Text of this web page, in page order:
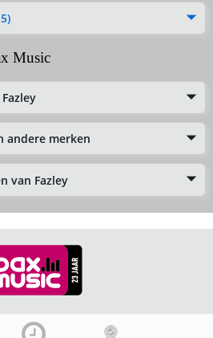
Music
andere merken
van Fazley